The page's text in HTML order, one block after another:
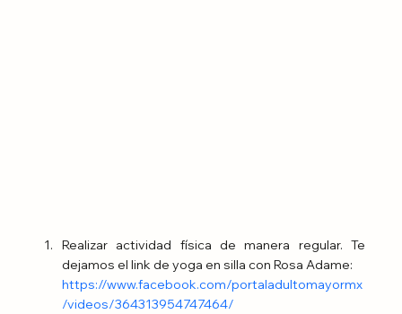
Realizar actividad física de manera regular. Te
dejamos el link de yoga en silla con Rosa Adame:
https://www.facebook.com/portaladultomayormx
/videos/364313954747464/